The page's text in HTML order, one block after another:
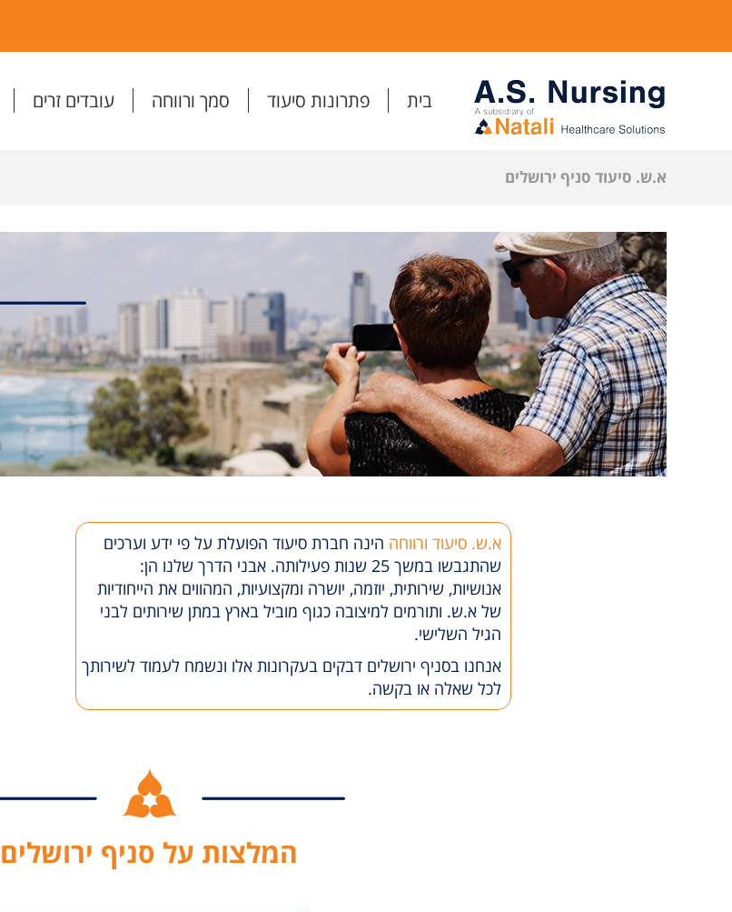
בית פתרונות סיעוד סמך ורווחה עובדים זרים
א.ש. סיעוד סניף ירושלים
א.ש. סיעוד ורווחה הינה חברת סיעוד הפועלת על פי ידע וערכים
שהתגבשו במשך 25 שנות פעילותה. אבני הדרך שלנו הן:
אנושיות, שירותית, יוזמה, יושרה ומקצועיות, המהווים את הייחודיות
של א.ש. ותורמים למיצובה כגוף מוביל בארץ במתן שירותים לבני
הגיל השלישי.
אנחנו בסניף ירושלים דבקים בעקרונות אלו ונשמח לעמוד לשירותך
לכל שאלה או בקשה.
המלצות על סניף ירושלים